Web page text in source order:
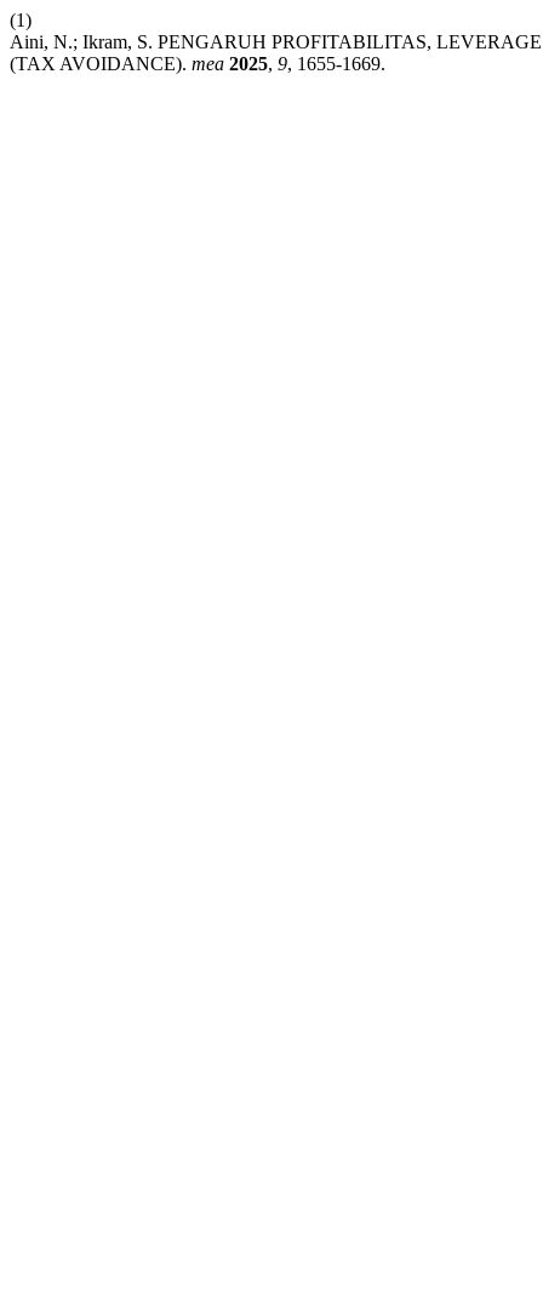
(1)
Aini, N.; Ikram, S. PENGARUH PROFITABILITAS,
(TAX AVOIDANCE). mea 2025, 9, 1655-1669.